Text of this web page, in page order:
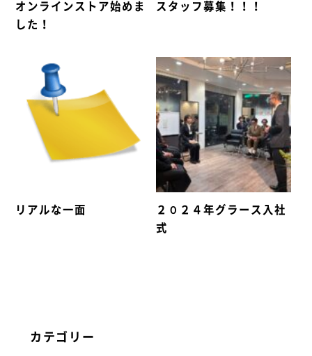
オンラインストア始めま
した！
スタッフ募集！！！
リアルな一面
２０２４年グラース入社
式
カテゴリー